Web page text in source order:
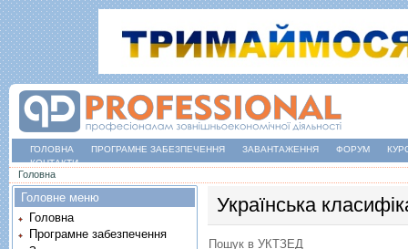
ГОЛОВНА ПРОГРАМНЕ ЗАБЕЗПЕЧЕННЯ ЗАВАНТАЖЕННЯ ФОРУМ
КОНТАКТИ
Ви є тут
Головна
Українська
Пошук в УКТЗЕД
Головне меню
Головна
Програмне забезпечення